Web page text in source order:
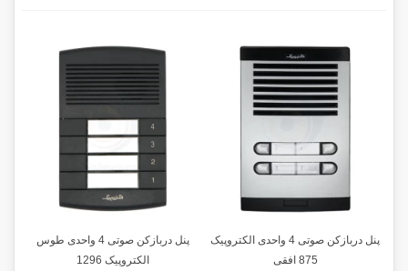
پنل دربازکن صوتی 4 واحدی الکتروپیک
875 افقی
پنل دربازکن صوتی 4 واحدی طوس
الکتروپیک 1296